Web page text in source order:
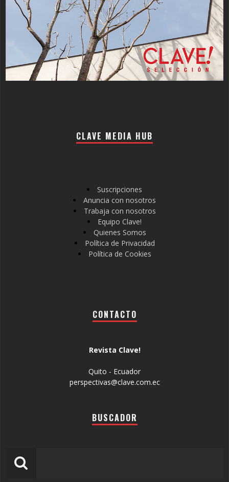
CLAVE MEDIA HUB
Suscripciones
Anuncia con nosotros
Trabaja con nosotros
Equipo Clave!
Quienes Somos
Política de Privacidad
Política de Cookies
CONTACTO
Revista Clave!
Quito - Ecuador
perspectivas@clave.com.ec
BUSCADOR